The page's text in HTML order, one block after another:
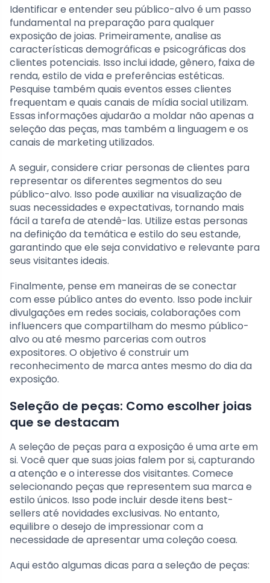
Identificar e entender seu público-alvo é um passo
fundamental na preparação para qualquer
exposição de joias. Primeiramente, analise as
características demográficas e psicográficas dos
clientes potenciais. Isso inclui idade, gênero, faixa de
renda, estilo de vida e preferências estéticas.
Pesquise também quais eventos esses clientes
frequentam e quais canais de mídia social utilizam.
Essas informações ajudarão a moldar não apenas a
seleção das peças, mas também a linguagem e os
canais de marketing utilizados.
A seguir, considere criar personas de clientes para
representar os diferentes segmentos do seu
público-alvo. Isso pode auxiliar na visualização de
suas necessidades e expectativas, tornando mais
fácil a tarefa de atendê-las. Utilize estas personas
na definição da temática e estilo do seu estande,
garantindo que ele seja convidativo e relevante para
seus visitantes ideais.
Finalmente, pense em maneiras de se conectar
com esse público antes do evento. Isso pode incluir
divulgações em redes sociais, colaborações com
influencers que compartilham do mesmo público-
alvo ou até mesmo parcerias com outros
expositores. O objetivo é construir um
reconhecimento de marca antes mesmo do dia da
exposição.
Seleção de peças: Como escolher joias
que se destacam
A seleção de peças para a exposição é uma arte em
si. Você quer que suas joias falem por si, capturando
a atenção e o interesse dos visitantes. Comece
selecionando peças que representem sua marca e
estilo únicos. Isso pode incluir desde itens best-
sellers até novidades exclusivas. No entanto,
equilibre o desejo de impressionar com a
necessidade de apresentar uma coleção coesa.
Aqui estão algumas dicas para a seleção de peças: